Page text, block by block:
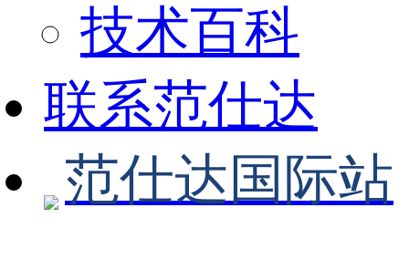
技术百科
联系范仕达
范仕达国际站